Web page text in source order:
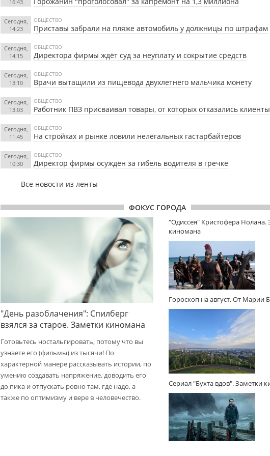
16:43
Сегодня,
14:23
ОБЩЕСТВО
Приставы забрали на пляже автомобиль у должницы по штрафам
Сегодня,
14:15
ОБЩЕСТВО
Директора фирмы ждёт суд за неуплату и сокрытие средств
Сегодня,
13:10
ОБЩЕСТВО
Врачи вытащили из пищевода двухлетнего мальчика монету
Сегодня,
13:03
ОБЩЕСТВО
Работник ПВЗ присваивал товары, от которых отказались клиенты
Сегодня,
11:45
ОБЩЕСТВО
На стройках и рынке ловили нелегальных гастарбайтеров
Сегодня,
10:30
ОБЩЕСТВО
Директор фирмы осуждён за гибель водителя в гречке
Все новости из ленты
ФОКУС ГОРОДА
"День разоблачения": Спилберг
взялся за старое. Заметки киномана
Готовьтесь ностальгировать, потому что вы
узнаете его (фильмы) из тысячи! По
характерной манере рассказывать истории, по
умению создавать напряжение, доводить его
до пика и отпускать ровно там, где надо, а
также по оптимизму и вере в человечество.
"Одиссея" Кристофера Нолана.
киномана
Гороскоп на август. От Марии
Сериал "Бухта вдов". Заметки